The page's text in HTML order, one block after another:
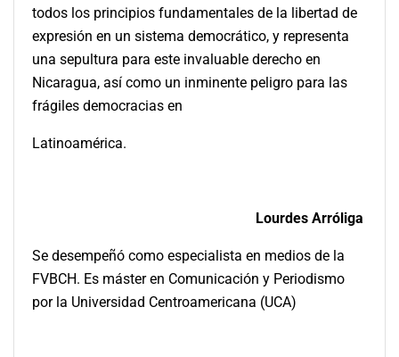
todos los principios fundamentales de la libertad de
expresión en un sistema democrático, y representa
una sepultura para este invaluable derecho en
Nicaragua, así como un inminente peligro para las
frágiles democracias en
Latinoamérica.
Lourdes Arróliga
Se desempeñó como especialista en medios de la
FVBCH. Es máster en Comunicación y Periodismo
por la Universidad Centroamericana (UCA)